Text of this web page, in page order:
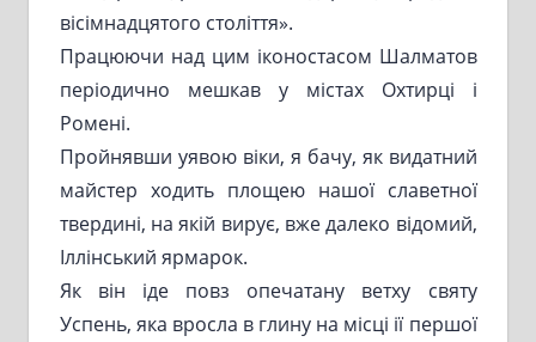
вісімнадцятого століття».
Працюючи над цим іконостасом Шалматов
періодично мешкав у містах Охтирці і
Ромені.
Пройнявши уявою віки, я бачу, як видатний
майстер ходить площею нашої славетної
твердині, на якій вирує, вже далеко відомий,
Іллінський ярмарок.
Як він іде повз опечатану ветху святу
Успень, яка вросла в глину на місці ії першої